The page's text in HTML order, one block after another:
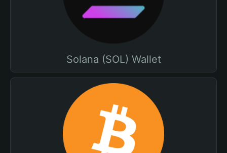
Solana (SOL) Wallet